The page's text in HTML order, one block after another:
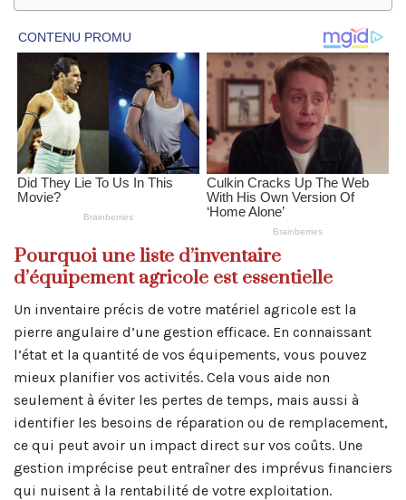
Pourquoi une liste d’inventaire
d’équipement agricole est essentielle
Un inventaire précis de votre matériel agricole est la
pierre angulaire d’une gestion efficace. En connaissant
l’état et la quantité de vos équipements, vous pouvez
mieux planifier vos activités. Cela vous aide non
seulement à éviter les pertes de temps, mais aussi à
identifier les besoins de réparation ou de remplacement,
ce qui peut avoir un impact direct sur vos coûts. Une
gestion imprécise peut entraîner des imprévus financiers
qui nuisent à la rentabilité de votre exploitation.